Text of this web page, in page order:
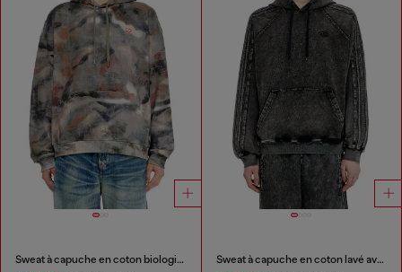
Sweat à capuche en coton biologique à imprimé camouflage Sweat à capuche en coton lavé avec broderie Oval D